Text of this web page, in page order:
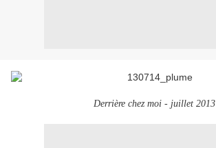
Derrière chez moi - juillet 2013